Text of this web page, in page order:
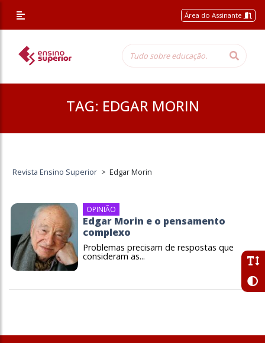
Área do Assinante
TAG: EDGAR MORIN
Revista Ensino Superior > Edgar Morin
OPINIÃO
Edgar Morin e o pensamento
complexo
Problemas precisam de respostas que
consideram as...